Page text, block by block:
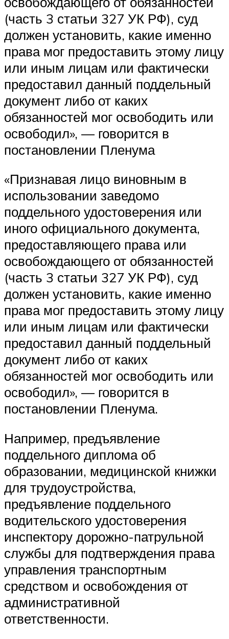
(часть 3 статьи 327 УК РФ), суд
должен установить, какие именно
права мог предоставить этому лицу
или иным лицам или фактически
предоставил данный поддельный
документ либо от каких
обязанностей мог освободить или
освободил», — говорится в
постановлении Пленума
«Признавая лицо виновным в
использовании заведомо
поддельного удостоверения или
иного официального документа,
предоставляющего права или
освобождающего от обязанностей
(часть 3 статьи 327 УК РФ), суд
должен установить, какие именно
права мог предоставить этому лицу
или иным лицам или фактически
предоставил данный поддельный
документ либо от каких
обязанностей мог освободить или
освободил», — говорится в
постановлении Пленума.
Например, предъявление
поддельного диплома об
образовании, медицинской книжки
для трудоустройства,
предъявление поддельного
водительского удостоверения
инспектору дорожно-патрульной
службы для подтверждения права
управления транспортным
средством и освобождения от
административной
ответственности.